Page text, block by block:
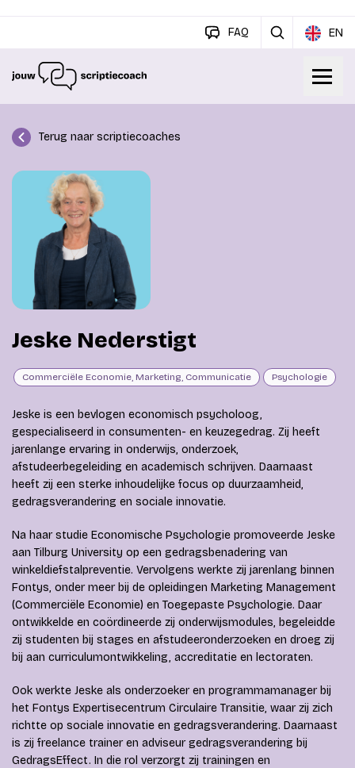
FAQ EN
Terug naar scriptiecoaches
Jeske Nederstigt
Commerciële Economie, Marketing, Communicatie Psychologie
Jeske is een bevlogen economisch psycholoog,
gespecialiseerd in consumenten- en keuzegedrag. Zij heeft
jarenlange ervaring in onderwijs, onderzoek,
afstudeerbegeleiding en academisch schrijven. Daarnaast
heeft zij een sterke inhoudelijke focus op duurzaamheid,
gedragsverandering en sociale innovatie.
Na haar studie Economische Psychologie promoveerde Jeske
aan Tilburg University op een gedragsbenadering van
winkeldiefstalpreventie. Vervolgens werkte zij jarenlang binnen
Fontys, onder meer bij de opleidingen Marketing Management
(Commerciële Economie) en Toegepaste Psychologie. Daar
ontwikkelde en coördineerde zij onderwijsmodules, begeleidde
zij studenten bij stages en afstudeeronderzoeken en droeg zij
bij aan curriculumontwikkeling, accreditatie en lectoraten.
Ook werkte Jeske als onderzoeker en programmamanager bij
het Fontys Expertisecentrum Circulaire Transitie, waar zij zich
richtte op sociale innovatie en gedragsverandering. Daarnaast
is zij freelance trainer en adviseur gedragsverandering bij
GedragsEffect. In die rol verzorgt zij trainingen en